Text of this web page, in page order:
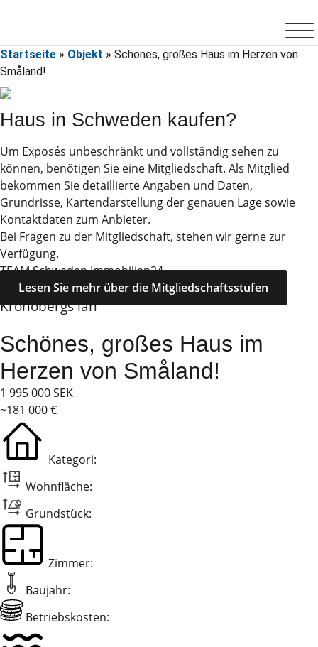
springen
Startseite » Objekt » Schönes, großes Haus im Herzen von
Småland!
Haus in Schweden kaufen?
Um Exposés unbeschränkt und vollständig sehen zu
können, benötigen Sie eine Mitgliedschaft. Als Mitglied
bekommen Sie detaillierte Angaben und Daten,
Grundrisse, Kartendarstellung der genauen Lage sowie
Kontaktdaten zum Anbieter.
Bei Fragen zu der Mitgliedschaft, stehen wir gerne zur
Verfügung.
TEAM Schweden Immobilien24
Lesen Sie mehr über die Mitgliedschaftsstufen
Kronobergs län
Schönes, großes Haus im
Herzen von Småland!
1 995 000 SEK
~181 000 €
Kategori:
Wohnfläche:
Grundstück:
Zimmer:
Baujahr:
Betriebskosten: